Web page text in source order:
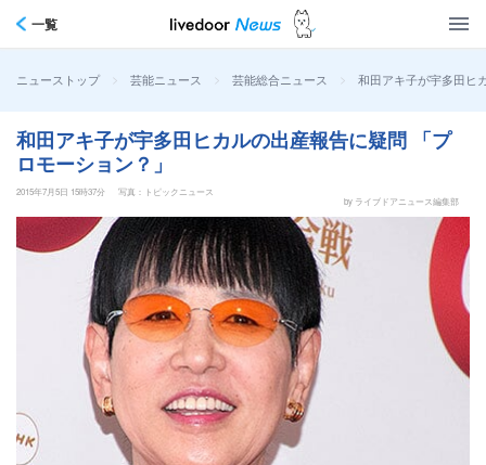
一覧
ニューストップ > 芸能ニュース > 芸能総合ニュース > 和田アキ子が宇多田ヒ
和田アキ子が宇多田ヒカルの出産報告に疑問 「プ
ロモーション？」
2015年7月5日 15時37分
写真：トピックニュース
by ライブドアニュース編集部